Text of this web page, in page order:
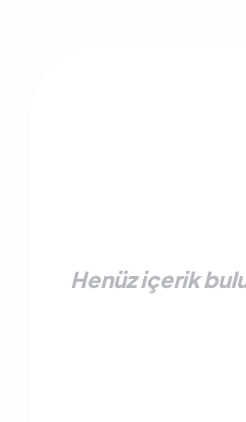
Henüz içerik